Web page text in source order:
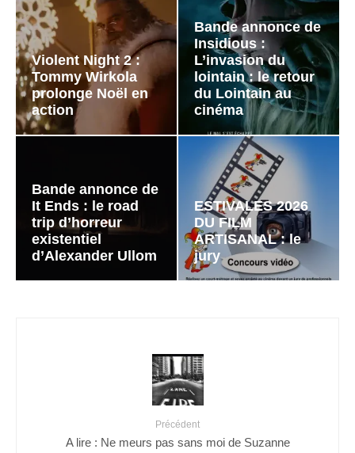
Violent Night 2 :
Tommy Wirkola
prolonge Noël en
action
Bande annonce de
Insidious :
L’invasion du
lointain : le retour
du Lointain au
cinéma
Bande annonce de
It Ends : le road
trip d’horreur
existentiel
d’Alexander Ullom
ESTIVALES 2026
DU FILM
ARTISANAL : le
jury
Précédent
A lire : Ne meurs pas sans moi de Suzanne